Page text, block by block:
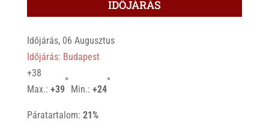
IDŐJÁRÁS
Időjárás, 06 Augusztus
Időjárás: Budapest
+38
Max.: +39
°
Min.: +24
°
Páratartalom: 21%